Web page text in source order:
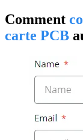
Comment
carte PCB